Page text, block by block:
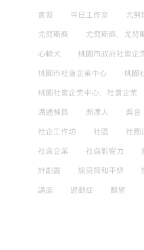
實習 寺日工作室 尤努
尤努斯獎 尤努斯獎，尤努
心輔犬 桃園市政府社會企
桃園市社會企業中心 桃園
桃園社會企業中心，社會企業
溝通輔具 漸凍人 獎金
社企工作坊 社區 社團
社會企業 社會影響力
計劃書 諾貝爾和平獎
講座 過動症 麒望